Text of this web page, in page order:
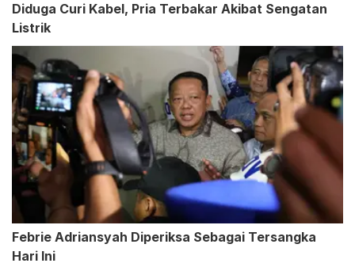
Diduga Curi Kabel, Pria Terbakar Akibat Sengatan
Listrik
Febrie Adriansyah Diperiksa Sebagai Tersangka
Hari Ini